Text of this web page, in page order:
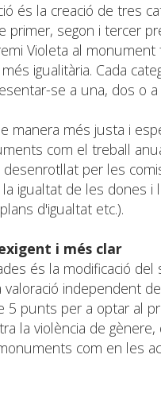
és la creació de tres
segon i tercer
Violeta al monument
igualitària. Cada
se a una, dos o
manera més justa i
com el treball
per les
igualtat de les dones i
d'igualtat etc.).
i més clar
és la modificació
valoració independent
5 punts per a optar al
la violència de
com en les